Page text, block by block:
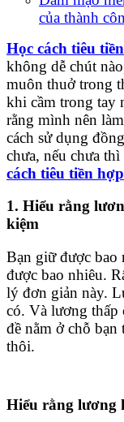
của thành
Học cách tiêu tiền
không dễ chút
muôn thuở trong
khi cầm trong tay
rằng mình nên
cách sử dụng
chưa, nếu chưa
cách tiêu tiền
1. Hiểu rằng
kiệm
Bạn giữ được bao
được bao nhiêu.
lý đơn giản này.
có. Và lương thấp
đề nằm ở chỗ
thôi.
Hiểu rằng lương